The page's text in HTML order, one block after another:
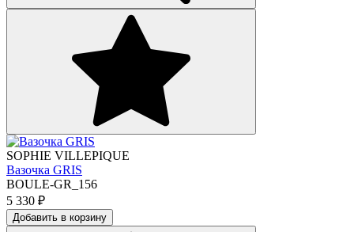
SOPHIE VILLEPIQUE
Вазочка GRIS
BOULE-GR_156
5 330 ₽
Добавить в корзину